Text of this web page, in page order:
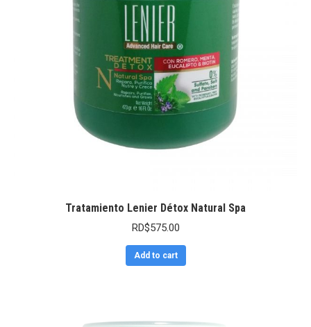
Tratamiento Lenier Détox Natural Spa
RD$575.00
Add to cart